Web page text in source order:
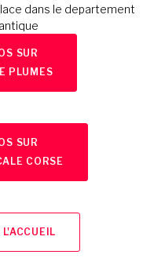
dans le departement
SUR
PLUMES
SUR
CORSE